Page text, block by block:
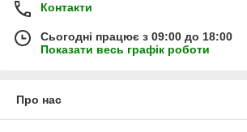
Контакти
Сьогодні працює з 09:00 до 18:00
Показати весь графік роботи
Про нас